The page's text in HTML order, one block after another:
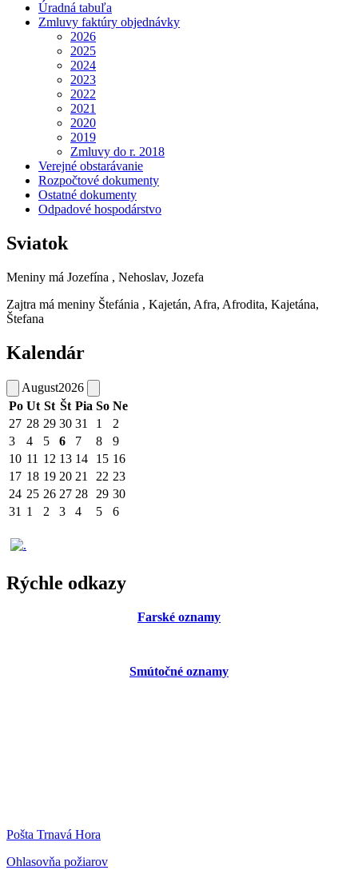
Úradná tabuľa
Zmluvy faktúry objednávky
2026
2025
2024
2023
2022
2021
2020
2019
Zmluvy do r. 2018
Verejné obstarávanie
Rozpočtové dokumenty
Ostatné dokumenty
Odpadové hospodárstvo
Sviatok
Meniny má Jozefína , Nehoslav, Jozefa
Zajtra má meniny Štefánia , Kajetán, Afra, Afrodita, Kajetána,
Štefana
Kalendár
August2026
Po Ut St Št Pia So Ne
27 28 29 30 31 1
2
3
4 5 6 7 8
9
10 11 12 13 14 15 16
17 18 19 20 21 22 23
24 25 26 27 28 29 30
31 1 2 3 4 5 6
Rýchle odkazy
Farské oznamy
Smútočné oznamy
Pošta Trnavá Hora
Ohlasovňa požiarov